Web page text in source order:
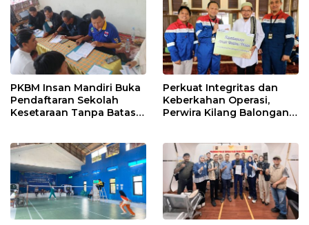
PKBM Insan Mandiri Buka
Pendaftaran Sekolah
Kesetaraan Tanpa Batas
Perkuat Integritas dan
Keberkahan Operasi,
Perwira Kilang Balongan